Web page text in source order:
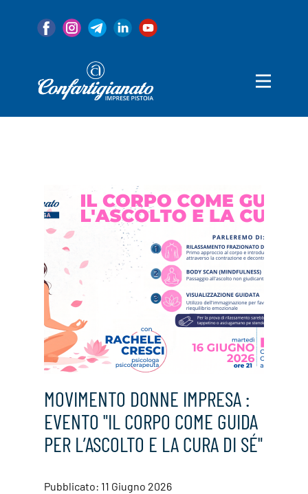
Associazione
Servizi
80 Anni
MOVIMENTO DONNE IMPRESA :
EVENTO "IL CORPO COME GUIDA
PER L’ASCOLTO E LA CURA DI SÉ"
Pubblicato: 11 Giugno 2026